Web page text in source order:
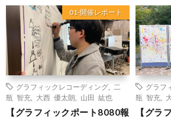
01-開催レポート
グラフィックレコーディング
二
瓶 智充
大西 優太朗 山田 紘也
【グラフィックポート8080報
グラフ
瓶 智充
【グラ